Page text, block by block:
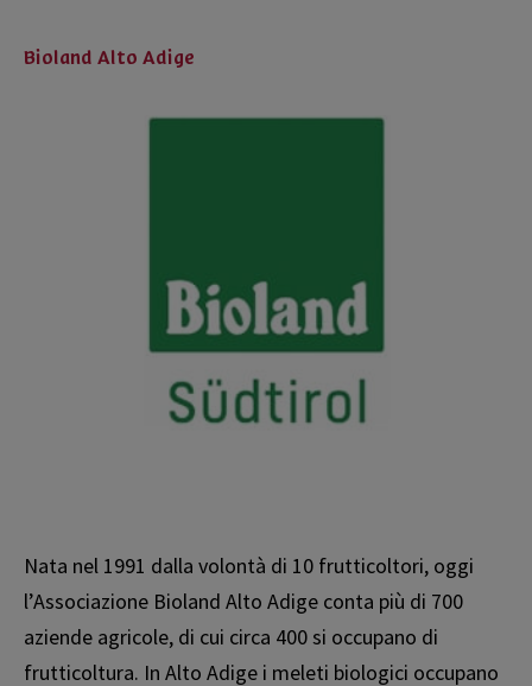
Bioland Alto Adige
Nata nel 1991 dalla volontà di 10 frutticoltori, oggi
l’Associazione Bioland Alto Adige conta più di 700
aziende agricole, di cui circa 400 si occupano di
frutticoltura. In Alto Adige i meleti biologici occupano